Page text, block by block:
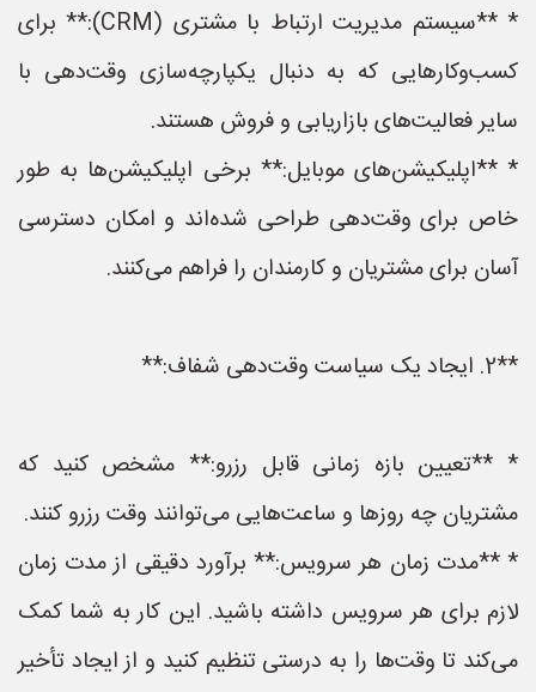
* **سیستم مدیریت ارتباط با مشتری (CRM):** برای
کسب‌وکارهایی که به دنبال یکپارچه‌سازی وقت‌دهی با
سایر فعالیت‌های بازاریابی و فروش هستند.
* **اپلیکیشن‌های موبایل:** برخی اپلیکیشن‌ها به طور
خاص برای وقت‌دهی طراحی شده‌اند و امکان دسترسی
آسان برای مشتریان و کارمندان را فراهم می‌کنند.
**2. ایجاد یک سیاست وقت‌دهی شفاف:**
* **تعیین بازه زمانی قابل رزرو:** مشخص کنید که
مشتریان چه روزها و ساعت‌هایی می‌توانند وقت رزرو کنند.
* **مدت زمان هر سرویس:** برآورد دقیقی از مدت زمان
لازم برای هر سرویس داشته باشید. این کار به شما کمک
می‌کند تا وقت‌ها را به درستی تنظیم کنید و از ایجاد تأخیر